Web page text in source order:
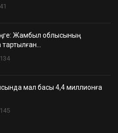
41
Жамбыл облысының
134
мал басы 4,4 миллионға
145